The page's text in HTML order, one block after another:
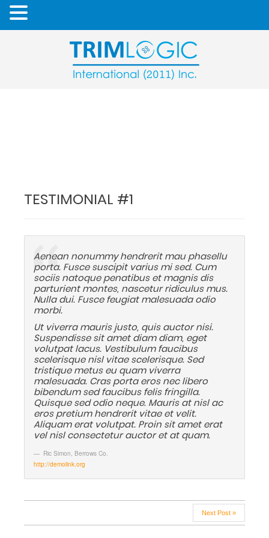
TESTIMONIAL #1
Aenean nonummy hendrerit mau phasellu
porta. Fusce suscipit varius mi sed. Cum
sociis natoque penatibus et magnis dis
parturient montes, nascetur ridiculus mus.
Nulla dui. Fusce feugiat malesuada odio
morbi.
Ut viverra mauris justo, quis auctor nisi.
Suspendisse sit amet diam diam, eget
volutpat lacus. Vestibulum faucibus
scelerisque nisl vitae scelerisque. Sed
tristique metus eu quam viverra
malesuada. Cras porta eros nec libero
bibendum sed faucibus felis fringilla.
Quisque sed odio neque. Mauris at nisl ac
eros pretium hendrerit vitae et velit.
Aliquam erat volutpat. Proin sit amet erat
vel nisl consectetur auctor et at quam.
Ric Simon, Berrows Co.
http://demolink.org
Next Post »